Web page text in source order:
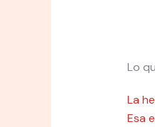
Lo
La
Esa